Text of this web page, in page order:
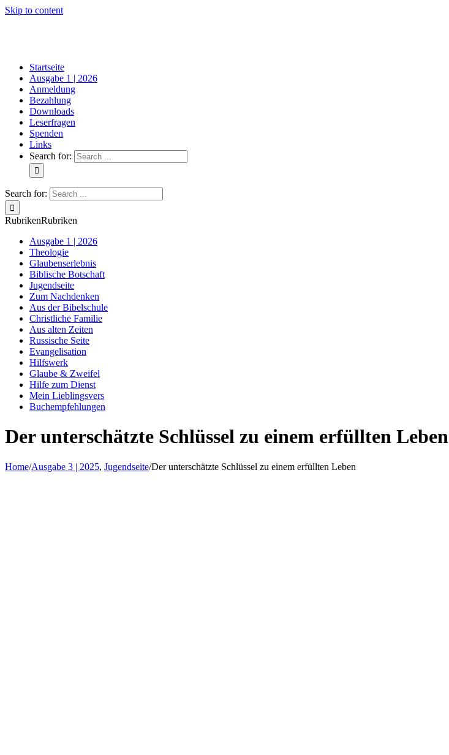
Skip to content
Startseite
Ausgabe 1 | 2026
Anmeldung
Bezahlung
Downloads
Leserfragen
Spenden
Links
Search for:
Search for:
RubrikenRubriken
Ausgabe 1 | 2026
Theologie
Glaubenserlebnis
Biblische Botschaft
Jugendseite
Zum Nachdenken
Aus der Bibelschule
Christliche Familie
Aus alten Zeiten
Russische Seite
Evangelisation
Hilfswerk
Glaube & Zweifel
Hilfe zum Dienst
Mein Lieblingsvers
Buchempfehlungen
Der unterschätzte Schlüssel zu einem erfüllten Leben
Home/Ausgabe 3 | 2025, Jugendseite/Der unterschätzte Schlüssel zu einem erfüllten Leben